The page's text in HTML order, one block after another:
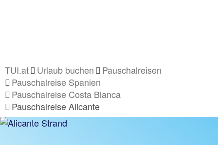
TUI.at Urlaub buchen
Pauschalreisen
Pauschalreise Spanien
Pauschalreise Costa Blanca
Pauschalreise Alicante